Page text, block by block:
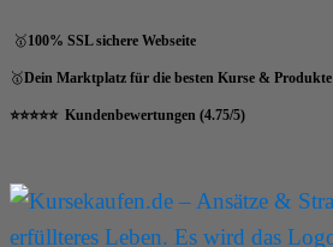
🥇100% SSL sichere Webseite
🥇Dein Marktplatz für die besten Kurse & Produkte
⭐⭐⭐⭐⭐ Kundenbewertungen (4.75/5)